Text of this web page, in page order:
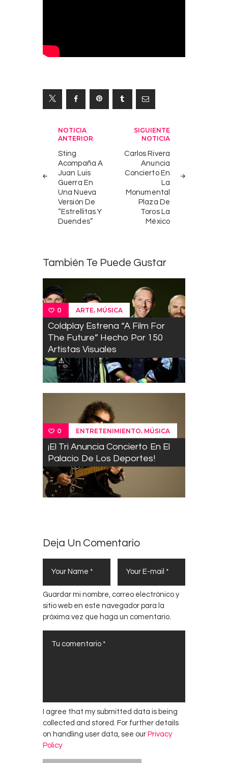
Navegación
entradas
NOTICIA
ANTERIOR
Sting
Acompaña A
Juan Luis
Guerra En
Una Nueva
Versión De
“Estrellitas Y
Duendes”
SIGUIENTE
NOTICIA
Carlos Rivera
Anuncia
Concierto En
La
Monumental
Plaza De
Toros La
México
También Te Puede Gustar
0 ARTE, MÚSICA
Coldplay Estrena “A Film For
The Future” Hecho Por 150
Artistas Visuales
0 ENTRETENIMIENTO, MÚSICA
¡El Tri Anuncia Concierto En El
Palacio De Los Deportes!
Deja Un Comentario
Guardar mi nombre, correo electrónico y
sitio web en este navegador para la
próxima vez que haga un comentario.
I agree that my submitted data is being
collected and stored. For further details
on handling user data, see our Privacy
Policy